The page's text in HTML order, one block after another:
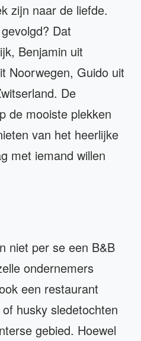
zijn naar de liefde.
Dat
Benjamin uit
Noorwegen, Guido uit
De
de mooiste plekken
van het heerlijke
met iemand willen
niet per se een B&B
ondernemers
een restaurant
husky sledetochten
gebied. Hoewel